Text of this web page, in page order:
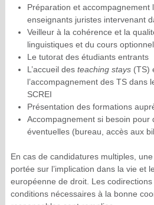
Préparation et accompagnement
enseignants juristes intervenant
Veilleur à la cohérence et la
linguistiques et du cours optionnel
Le tutorat des étudiants entrants
L’accueil des teaching stays(TS)
l’accompagnement des TS dans
SCREI
Présentation des formations
Accompagnement si besoin pour
éventuelles (bureau, accès aux
En cas de candidatures multiples,
portée sur l’implication dans la vie et
européenne de droit. Les
conditions nécessaires à la bonne